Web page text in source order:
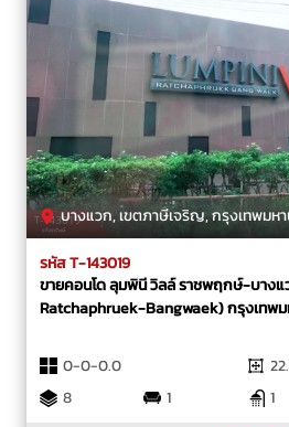
บางแวก, เขตภาษีเจริญ, กรุงเทพมห
รหัส T-143019
ขายคอนโด ลุมพินี วิลล์ ราชพฤกษ์-บาง
Ratchaphruek-Bangwaek) กรุงเทพ
0-0-0.0
8
1 1